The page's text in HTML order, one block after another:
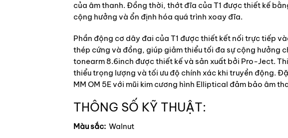
của âm thanh. Đồng thời, thớt đĩa của T1 được thiết kế
cộng hưởng và ổn định hóa quá trình xoay đĩa.
Phần động cơ dây đai của T1 được thiết kết nối trực tiếp
thép cứng và đồng, giúp giảm thiểu tối đa sự cộng hưởng
tonearm 8.6inch được thiết kế và sản xuất bởi Pro-Ject.
thiểu trọng lượng và tối ưu độ chính xác khi truyền động.
MM OM 5E với mũi kim cương hình Elliptical đảm bảo âm
THÔNG SỐ KỸ THUẬT:
Màu sắc: Walnut